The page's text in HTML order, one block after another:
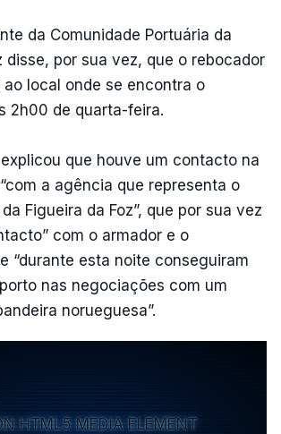
da Comunidade Portuária da
disse, por sua vez, que o rebocador
local onde se encontra o
2h00 de quarta-feira.
que houve um contacto na
a agência que representa o
Figueira da Foz”, que por sua vez
com o armador e o
“durante esta noite conseguiram
nas negociações com um
norueguesa”.
HTML5 MEDIA ELEMENT